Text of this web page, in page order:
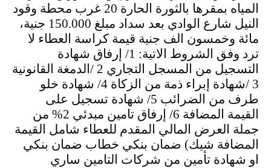
المياه بمقرها بالثورة الحارة 20 غرب محطة وقود
النيل شارع الوادي بعد سداد مبلغ 150.000 جنية،
مائة وخمسون الف جنية قيمة كراسة العطاء لا
ترد وفق الشروط الاتية: 1/ إرفاق شهادة
التسجيل من المسجل التجاري 2 /الدمغة القانونية
3 /شهادة إبراء ذمة من الزكاة 4/ شهادة خلو
طرف من الضرائب 5/ شهادة تسجيل على
القيمة المضافة 6/ إرفاق تامين مبدئي 2% من
جملة العرض المالي المقدم للعطاء شامل القيمة
المضافة شيك) ضمان بنكي خطاب ضمان بنكي
او شهادة تأمين من شركات التامين ساري